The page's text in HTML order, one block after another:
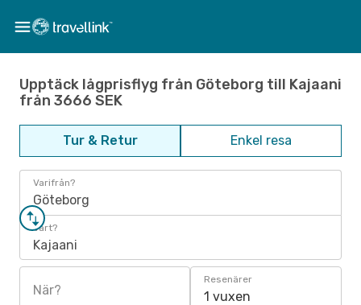
Upptäck lågprisflyg från Göteborg till Kajaani
från 3666 SEK
Tur & Retur Enkel resa
Varifrån?
Göteborg
Vart?
Kajaani
När?
Resenärer
1 vuxen